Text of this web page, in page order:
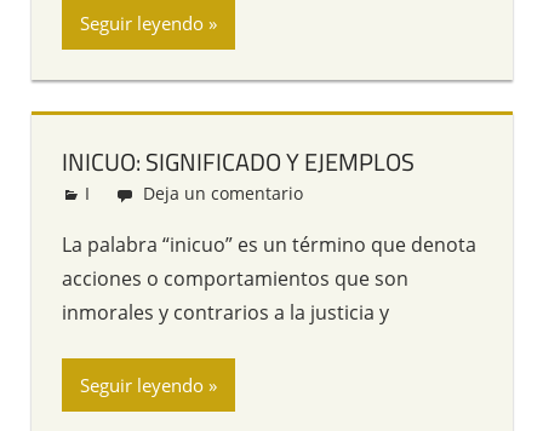
Seguir leyendo
INICUO: SIGNIFICADO Y EJEMPLOS
Redacción
I Deja un comentario
La palabra “inicuo” es un término que denota
acciones o comportamientos que son
inmorales y contrarios a la justicia y
Seguir leyendo